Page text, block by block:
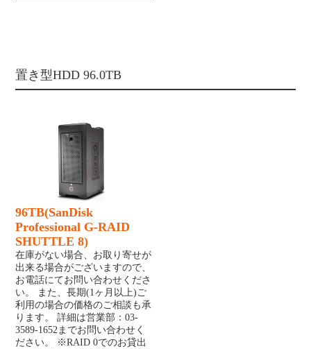
置き型HDD 96.0TB
96TB(SanDisk
Professional G-RAID
SHUTTLE 8)
在庫がない場合、お取り寄せが
出来る場合がございますので、
お電話にてお問い合わせくださ
い。 また、長期(1ヶ月以上)ご
利用の場合の価格のご相談も承
ります。 詳細は営業部：03-
3589-1652までお問い合わせく
ださい。 ※RAID 0でのお貸出